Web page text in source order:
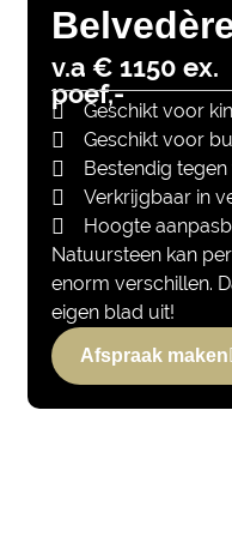
v.a € 1150 ex.
poef,-
Geschikt voor
Geschikt voor
Bestendig
Verkrijgbaar in
Hoogte
Natuursteen kan
enorm verschillen.
eigen blad uit!
Afspraak maken